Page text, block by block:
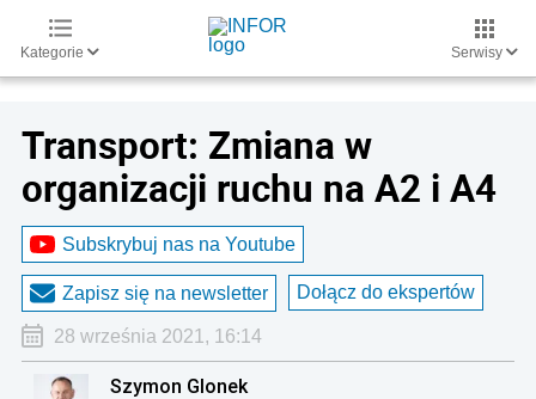
Kategorie Serwisy
Transport: Zmiana w
organizacji ruchu na A2 i A4
Subskrybuj nas na Youtube
Zapisz się na newsletter Dołącz do ekspertów
28 września 2021, 16:14
Szymon Glonek